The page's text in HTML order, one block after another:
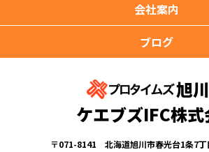
会社案内
ブログ
旭
ケエブズIFC株式
〒071-8141 北海道旭川市春光台1条7丁